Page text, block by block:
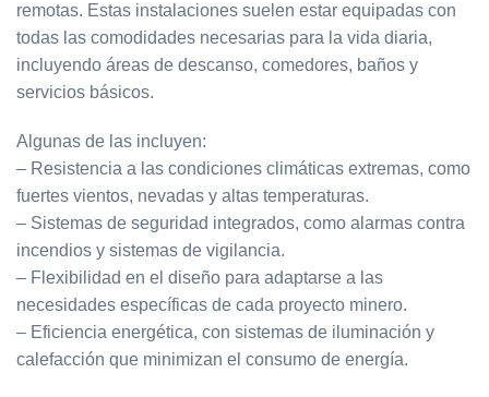
remotas. Estas instalaciones suelen estar equipadas con
todas las comodidades necesarias para la vida diaria,
incluyendo áreas de descanso, comedores, baños y
servicios básicos.
Algunas de las incluyen:
– Resistencia a las condiciones climáticas extremas, como
fuertes vientos, nevadas y altas temperaturas.
– Sistemas de seguridad integrados, como alarmas contra
incendios y sistemas de vigilancia.
– Flexibilidad en el diseño para adaptarse a las
necesidades específicas de cada proyecto minero.
– Eficiencia energética, con sistemas de iluminación y
calefacción que minimizan el consumo de energía.